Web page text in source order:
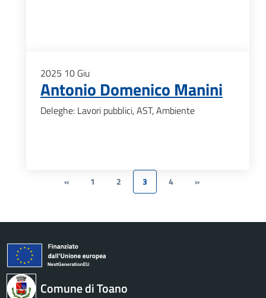
2025 10 Giu
Antonio Domenico Manini
Deleghe: Lavori pubblici, AST, Ambiente
« 1 2 3 4 »
Comune di Toano